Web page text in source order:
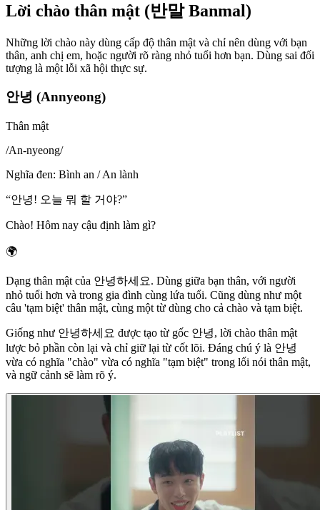
Lời chào thân mật (반말 Banmal)
Những lời chào này dùng cấp độ thân mật và chỉ nên dùng với bạn
thân, anh chị em, hoặc người rõ ràng nhỏ tuổi hơn bạn. Dùng sai đối
tượng là một lỗi xã hội thực sự.
안녕 (Annyeong)
Thân mật
/An-nyeong/
Nghĩa đen: Bình an / An lành
“안녕! 오늘 뭐 할 거야?”
Chào! Hôm nay cậu định làm gì?
🌍
Dạng thân mật của 안녕하세요. Dùng giữa bạn thân, với người
nhỏ tuổi hơn và trong gia đình cùng lứa tuổi. Cũng dùng như một
câu 'tạm biệt' thân mật, cùng một từ dùng cho cả chào và tạm biệt.
Giống như 안녕하세요 được tạo từ gốc 안녕, lời chào thân mật
lược bỏ phần còn lại và chỉ giữ lại từ cốt lõi. Đáng chú ý là 안녕
vừa có nghĩa "chào" vừa có nghĩa "tạm biệt" trong lối nói thân mật,
và ngữ cảnh sẽ làm rõ ý.